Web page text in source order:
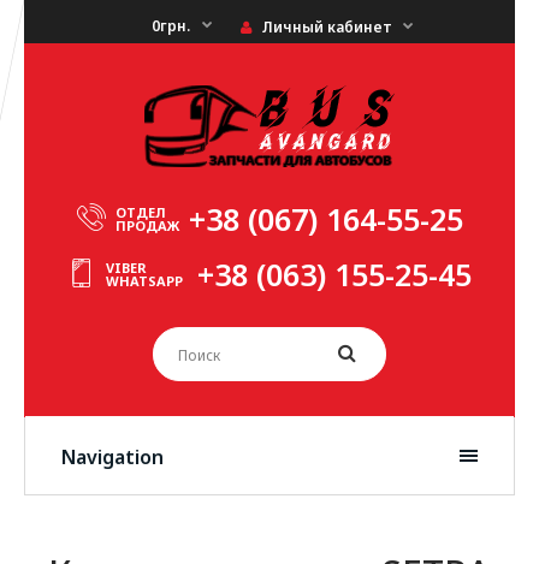
0грн. Личный кабинет
ОТДЕЛ
ПРОДАЖ +38 (067) 164-55-25
VIBER
WHATSAPP +38 (063) 155-25-45
Navigation